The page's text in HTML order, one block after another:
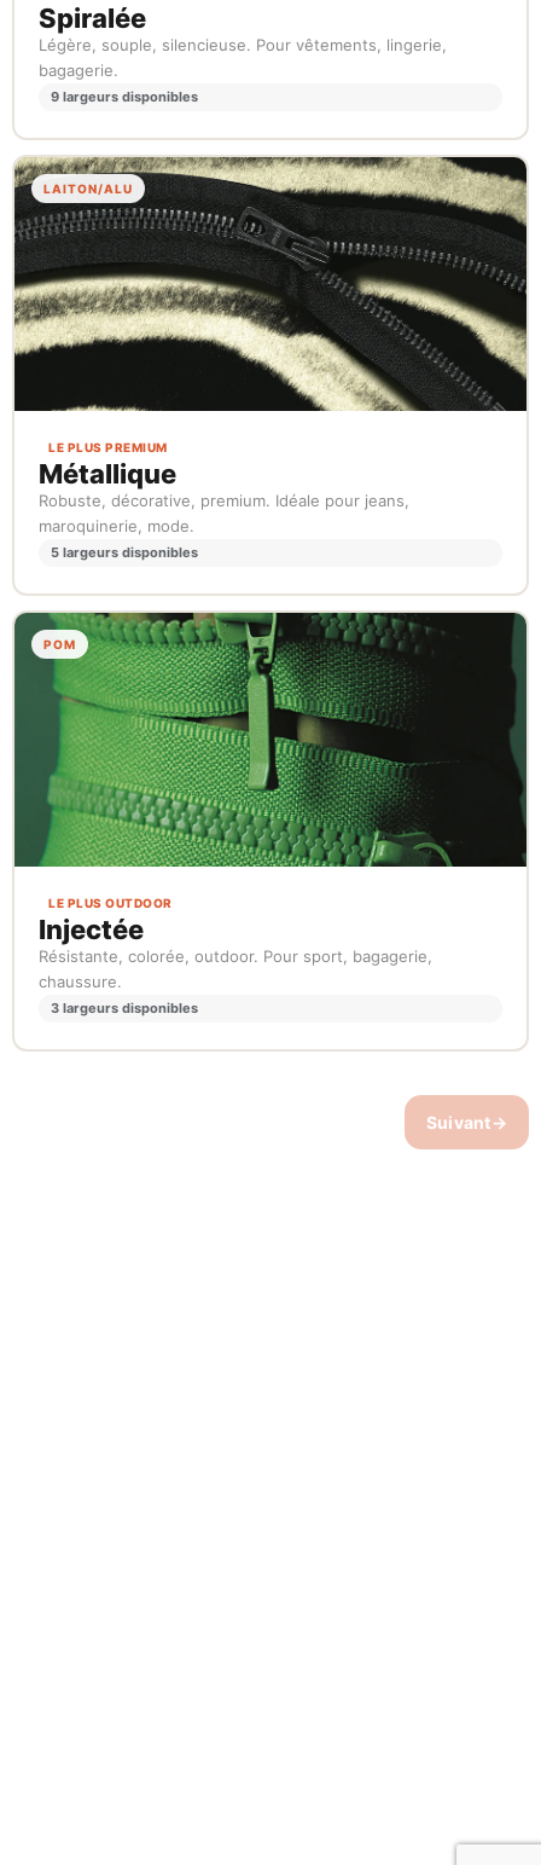
Spiralée
Légère, souple, silencieuse. Pour vêtements, lingerie,
bagagerie.
9 largeurs disponibles
LAITON/ALU
LE PLUS PREMIUM
Métallique
Robuste, décorative, premium. Idéale pour jeans,
maroquinerie, mode.
5 largeurs disponibles
POM
LE PLUS OUTDOOR
Injectée
Résistante, colorée, outdoor. Pour sport, bagagerie,
chaussure.
3 largeurs disponibles
Suivant→